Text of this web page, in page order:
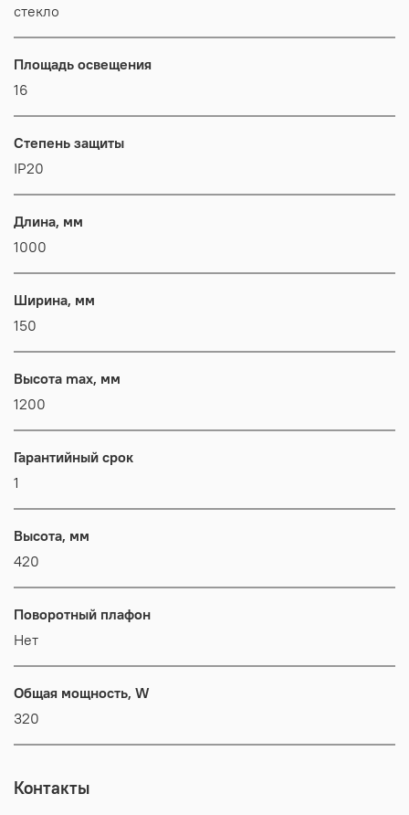
стекло
Площадь освещения
16
Степень защиты
IP20
Длина, мм
1000
Ширина, мм
150
Высота max, мм
1200
Гарантийный срок
1
Высота, мм
420
Поворотный плафон
Нет
Общая мощность, W
320
Контакты